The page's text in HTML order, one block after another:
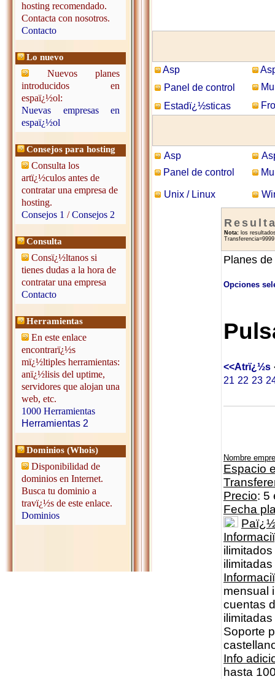
hosting recomendado.
Contacta con nosotros.
Contacto
Lo nuevo
Nuevos planes
introducidos en
espaï¿½ol:
Nuevas empresas en
espaï¿½ol
Consejos para hosting
Consulta los
artï¿½culos antes de
contratar una empresa de
hosting.
Consejos 1 /Consejos 2
Consulta
Consï¿½ltanos si
tienes dudas a la hora de
contratar una empresa
Contacto
Herramientas
En este enlace
encontrarï¿½s
mï¿½ltiples herramientas:
anï¿½lisis del uptime,
servidores que alojan una
web, etc.
1000 Herramientas
Herramientas 2
Dominios (Whois)
Disponibilidad de
dominios en Internet.
Busca tu dominio a
travï¿½s de este enlace.
Dominios
Asp
Panel de control
Estadï¿½sticas
Asp
Panel de control
Unix / Linux
Nota: los
Planes
Opciones
<<Atrï¿½s
21 22 23
Nombre
Espacio
Precio: 5
Fecha
mensual
cuentas
Soporte
Info
hasta